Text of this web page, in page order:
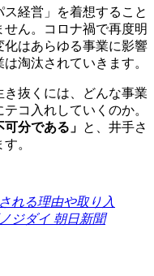
経営」を着想すること
ん。コロナ禍で再度明
化はあらゆる事業に影響
淘汰されていきます。
抜くには、どんな事業
コ入れしていくのか。
分である」 と、井手さ
。
れる理由や取り入
ジダイ 朝日新聞